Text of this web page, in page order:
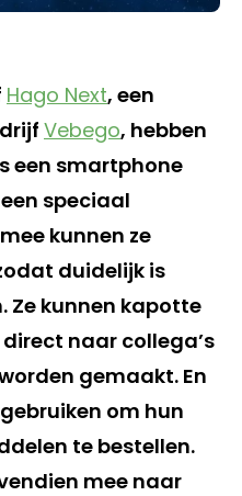
Hago Next, een
Vebego, hebben
een smartphone
speciaal
kunnen ze
duidelijk is
Ze kunnen kapotte
naar collega’s
gemaakt. En
om hun
te bestellen.
mee naar